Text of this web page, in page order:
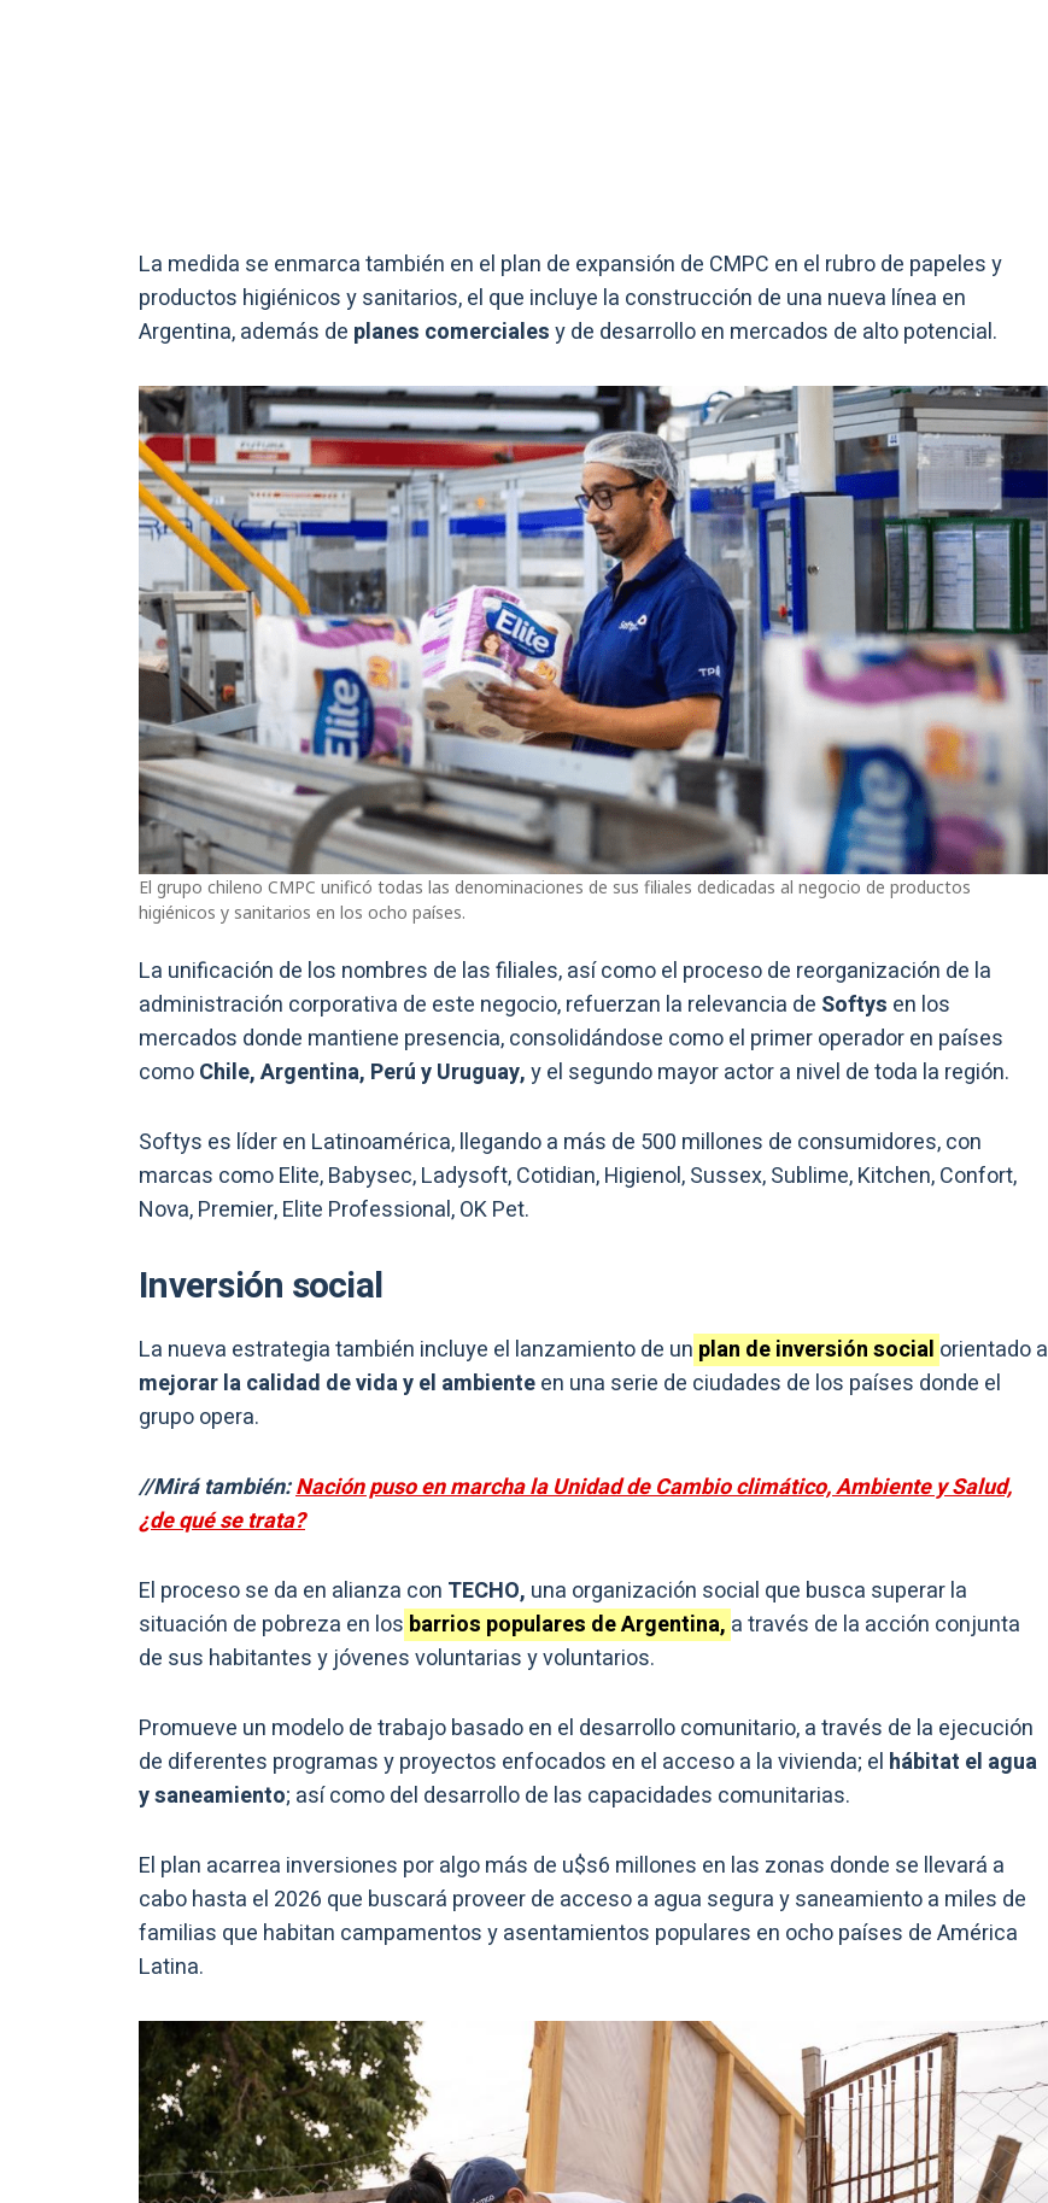
La medida se enmarca también en el plan de expansión de CMPC en el rubro de papeles y
productos higiénicos y sanitarios, el que incluye la construcción de una nueva línea en
Argentina, además de planes comercialesy de desarrollo en mercados de alto potencial.
El grupo chileno CMPC unificó todas las denominaciones de sus filiales dedicadas al negocio de productos
higiénicos y sanitarios en los ocho países.
La unificación de los nombres de las filiales, así como el proceso de reorganización de la
administración corporativa de este negocio, refuerzan la relevancia de Softys en los
mercados donde mantiene presencia, consolidándose como el primer operador en países
comoChile, Argentina, Perú y Uruguay,y el segundo mayor actor a nivel de toda la región.
Softys es líder en Latinoamérica, llegando a más de 500 millones de consumidores, con
marcas como Elite, Babysec, Ladysoft, Cotidian, Higienol, Sussex, Sublime, Kitchen, Confort,
Nova, Premier, Elite Professional, OK Pet.
Inversión social
La nueva estrategia también incluye el lanzamiento de un plan de inversión social orientado a
mejorar la calidad de vida y el ambienteen una serie de ciudades de los países donde el
grupo opera.
//Mirá también:Nación puso en marcha la Unidad de Cambio climático, Ambiente y Salud,
¿de qué se trata?
El proceso se da en alianza con TECHO, una organización social que busca superar la
situación de pobreza en los barrios populares de Argentina, a través de la acción conjunta
de sus habitantes y jóvenes voluntarias y voluntarios.
Promueve un modelo de trabajo basado en el desarrollo comunitario, a través de la ejecución
de diferentes programas y proyectos enfocados en el acceso a la vivienda; el hábitat el agua
y saneamiento; así como del desarrollo de las capacidades comunitarias.
El plan acarrea inversiones por algo más de u$s6 millones en las zonas donde se llevará a
cabo hasta el 2026 que buscará proveer de acceso a agua segura y saneamiento a miles de
familias que habitan campamentos y asentamientos populares en ocho países de América
Latina.